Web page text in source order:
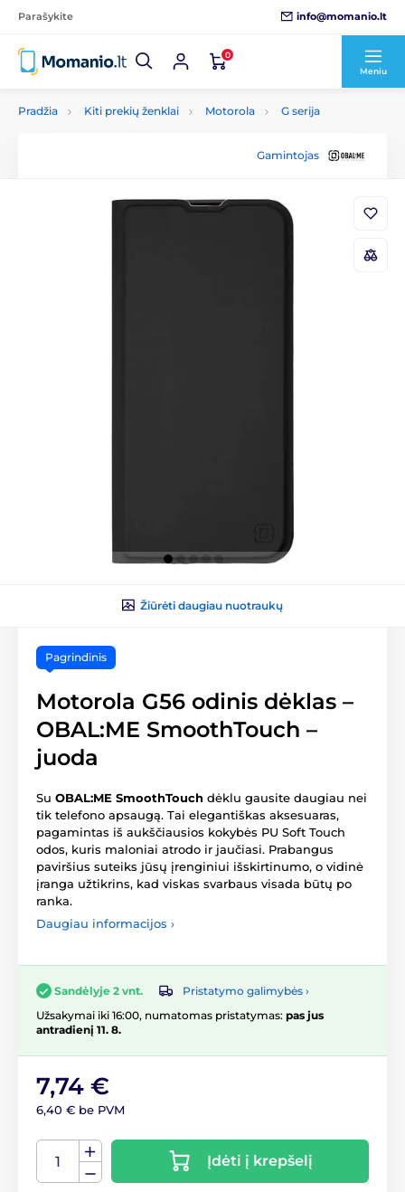
Parašykite info@momanio.lt
0
Meniu
Pradžia Kiti prekių ženklai Motorola G serija
Gamintojas
Žiūrėti daugiau nuotraukų
Pagrindinis
Motorola G56 odinis dėklas –
OBAL:ME SmoothTouch –
juoda
Su OBAL:ME SmoothTouch dėklu gausite daugiau nei
tik telefono apsaugą. Tai elegantiškas aksesuaras,
pagamintas iš aukščiausios kokybės PU Soft Touch
odos, kuris maloniai atrodo ir jaučiasi. Prabangus
paviršius suteiks jūsų įrenginiui išskirtinumo, o vidinė
įranga užtikrins, kad viskas svarbaus visada būtų po
ranka.
Daugiau informacijos ›
Sandėlyje 2 vnt.
Pristatymo galimybės ›
Užsakymai iki 16:00, numatomas pristatymas: pas jus
antradienį 11. 8.
7,74 €
6,40 € be PVM
Įdėti į krepšelį